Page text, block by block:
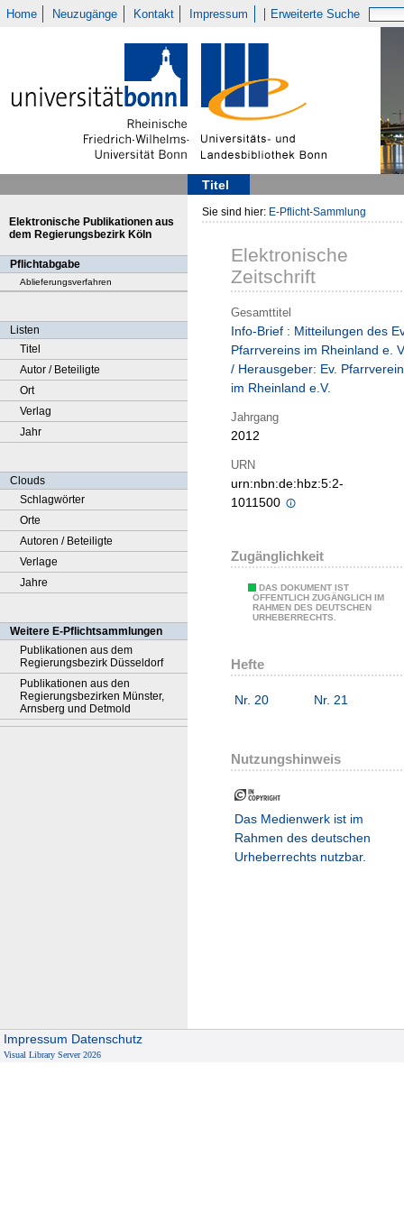
Home Neuzugänge Kontakt Impressum Erweiterte Suche
Titel
Elektronische Publikationen aus
dem Regierungsbezirk Köln
Pflichtabgabe
Ablieferungsverfahren
Listen
Titel
Autor / Beteiligte
Ort
Verlag
Jahr
Clouds
Schlagwörter
Orte
Autoren / Beteiligte
Verlage
Jahre
Weitere E-Pflichtsammlungen
Publikationen aus dem
Regierungsbezirk Düsseldorf
Publikationen aus den
Regierungsbezirken Münster,
Arnsberg und Detmold
Sie sind hier: E-Pflicht-Sammlung
Elektronische
Zeitschrift
Gesamttitel
Info-Brief : Mitteilungen des
Pfarrvereins im Rheinland e.
/ Herausgeber: Ev. Pfarrverein
im Rheinland e.V.
Jahrgang
2012
URN
urn:nbn:de:hbz:5:2-
1011500
Zugänglichkeit
DAS DOKUMENT IST
ÖFFENTLICH ZUGÄNGLICH IM
RAHMEN DES DEUTSCHEN
URHEBERRECHTS.
Hefte
Nr. 20 Nr. 21
Nutzungshinweis
Das Medienwerk ist im
Rahmen des deutschen
Urheberrechts nutzbar.
Impressum Datenschutz
Visual Library Server 2026